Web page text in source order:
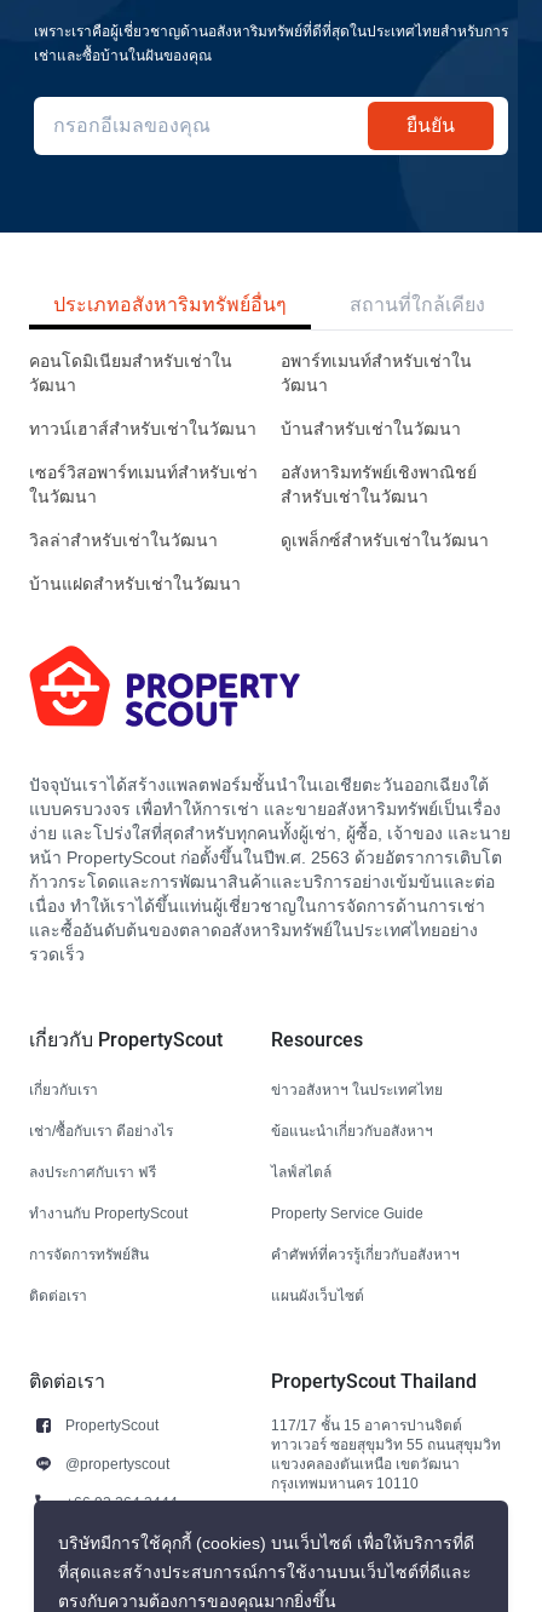
เพราะเราคือผู้เชี่ยวชาญด้านอสังหาริมทรัพย์ที่ดีที่สุดในประเทศไทยสำหรับการ
เช่าและซื้อบ้านในฝันของคุณ
ยืนยัน
ประเภทอสังหาริมทรัพย์อื่นๆ สถานที่ใกล้เคียง
คอนโดมิเนียมสำหรับเช่าใน
วัฒนา
อพาร์ทเมนท์สำหรับเช่าใน
วัฒนา
ทาวน์เฮาส์สำหรับเช่าในวัฒนา บ้านสำหรับเช่าในวัฒนา
เซอร์วิสอพาร์ทเมนท์สำหรับเช่า
ในวัฒนา
อสังหาริมทรัพย์เชิงพาณิชย์
สำหรับเช่าในวัฒนา
วิลล่าสำหรับเช่าในวัฒนา ดูเพล็กซ์สำหรับเช่าในวัฒนา
บ้านแฝดสำหรับเช่าในวัฒนา
ปัจจุบันเราได้สร้างแพลตฟอร์มชั้นนำในเอเชียตะวันออกเฉียงใต้
แบบครบวงจร เพื่อทำให้การเช่า และขายอสังหาริมทรัพย์เป็นเรื่อง
ง่าย และโปร่งใสที่สุดสำหรับทุกคนทั้งผู้เช่า, ผู้ซื้อ, เจ้าของ และนาย
หน้า PropertyScout ก่อตั้งขึ้นในปีพ.ศ. 2563 ด้วยอัตราการเติบโต
ก้าวกระโดดและการพัฒนาสินค้าและบริการอย่างเข้มข้นและต่อ
เนื่อง ทำให้เราได้ขึ้นแท่นผู้เชี่ยวชาญในการจัดการด้านการเช่า
และซื้ออันดับต้นของตลาดอสังหาริมทรัพย์ในประเทศไทยอย่าง
รวดเร็ว
เกี่ยวกับ PropertyScout
เกี่ยวกับเรา
เช่า/ซื้อกับเรา ดีอย่างไร
ลงประกาศกับเรา ฟรี
ทำงานกับ PropertyScout
การจัดการทรัพย์สิน
ติดต่อเรา
Resources
ข่าวอสังหาฯ ในประเทศไทย
ข้อแนะนำเกี่ยวกับอสังหาฯ
ไลฟ์สไตล์
Property Service Guide
คำศัพท์ที่ควรรู้เกี่ยวกับอสังหาฯ
แผนผังเว็บไซต์
ติดต่อเรา
PropertyScout
@propertyscout
+66 92 264 3444
+66 92 264 3444
contact@propertyscout.co.th
PropertyScout Thailand
117/17 ชั้น 15 อาคารปานจิตต์
ทาวเวอร์ ซอยสุขุมวิท 55 ถนนสุขุมวิท
แขวงคลองตันเหนือ เขตวัฒนา
กรุงเทพมหานคร 10110
บริษัทมีการใช้คุกกี้ (cookies) บนเว็บไซต์ เพื่อให้บริการที่ดี
ที่สุดและสร้างประสบการณ์การใช้งานบนเว็บไซต์ที่ดีและ
ตรงกับความต้องการของคุณมากยิ่งขึ้น